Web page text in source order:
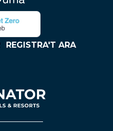
REGISTRA'T ARA